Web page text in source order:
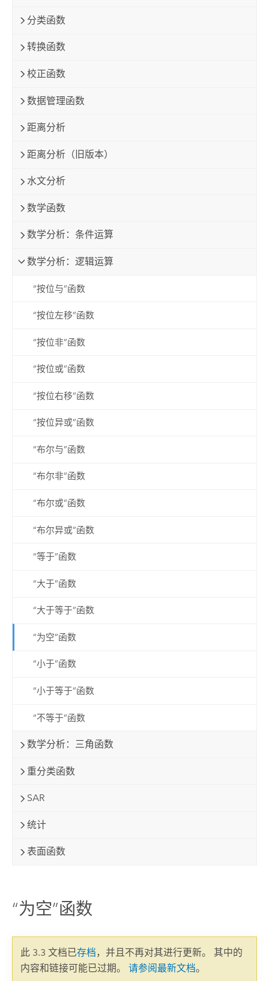
分类函数
转换函数
校正函数
数据管理函数
距离分析
距离分析（旧版本）
水文分析
数学函数
数学分析：条件运算
数学分析：逻辑运算
“按位与”函数
“按位左移”函数
“按位非”函数
“按位或”函数
“按位右移”函数
“按位异或”函数
“布尔与”函数
“布尔非”函数
“布尔或”函数
“布尔异或”函数
“等于”函数
“大于”函数
“大于等于”函数
“为空”函数
“小于”函数
“小于等于”函数
“不等于”函数
数学分析：三角函数
重分类函数
SAR
统计
表面函数
“为空”函数
此 3.3 文档已存档，并且不再对其进行更新。 其中的
内容和链接可能已过期。 请参阅最新文档。